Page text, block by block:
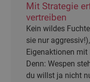
Mit Strategie
vertreiben
Kein wildes
sie nur
Eigenaktionen mit
Denn: Wespen
du willst ja nicht